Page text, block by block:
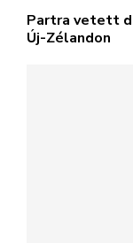
Partra vetett
Új-Zélandon